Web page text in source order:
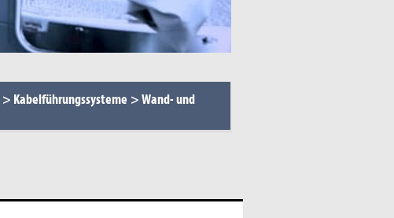
> Kabelführungssysteme >Wand- und